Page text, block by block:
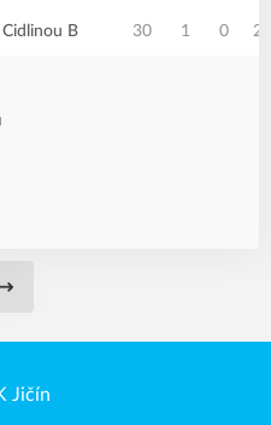
B 30 1 0 29